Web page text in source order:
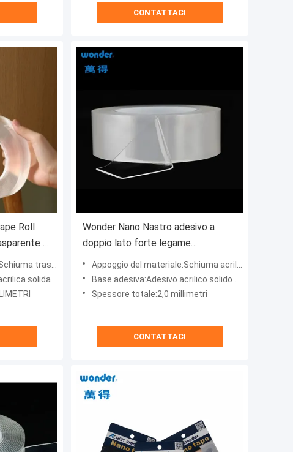
CONTATTACI
Roll
a
acrilica del gel
solida
Wonder Nano Nastro adesivo a
doppio lato forte legame
riutilizzabile
Appoggio del materiale:Schiuma acrilica del gel
Base adesiva:Adesivo acrilico solido del gel
Spessore totale:2,0 millimetri
CONTATTACI